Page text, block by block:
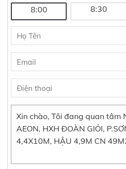
8:00
8:30